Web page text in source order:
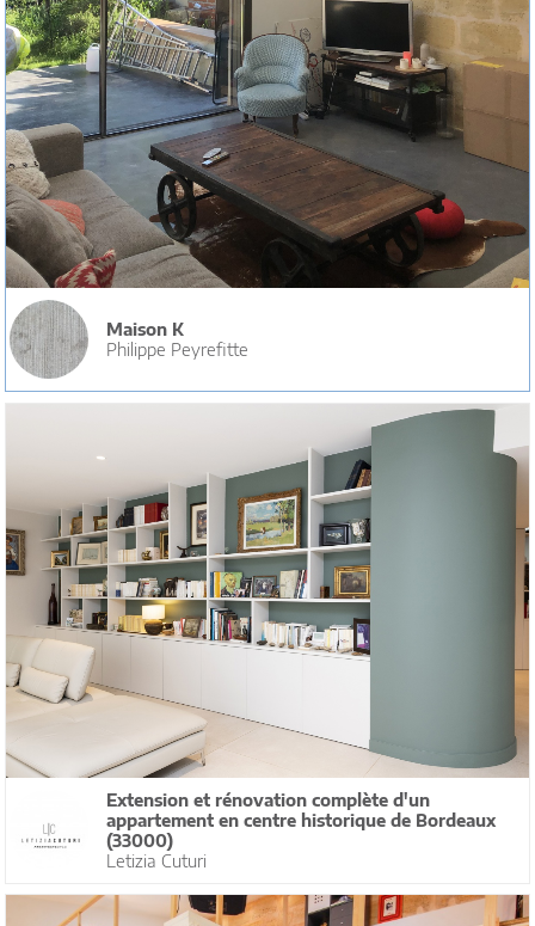
Maison K
Philippe Peyrefitte
Extension et rénovation complète d'un
appartement en centre historique de Bordeaux
(33000)
Letizia Cuturi